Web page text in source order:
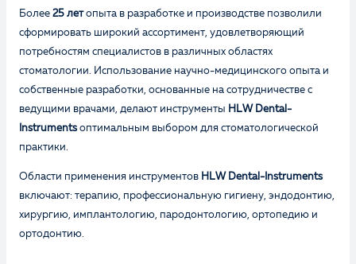
Более 25 летопыта в разработке и производстве позволили
сформировать широкий ассортимент, удовлетворяющий
потребностям специалистов в различных областях
стоматологии. Использование научно-медицинского опыта и
собственные разработки, основанные на сотрудничестве с
ведущими врачами, делают инструменты HLW Dental-
Instruments оптимальным выбором для стоматологической
практики.
Области применения инструментов HLW Dental-Instruments
включают: терапию, профессиональную гигиену, эндодонтию,
хирургию, имплантологию, пародонтологию, ортопедию и
ортодонтию.